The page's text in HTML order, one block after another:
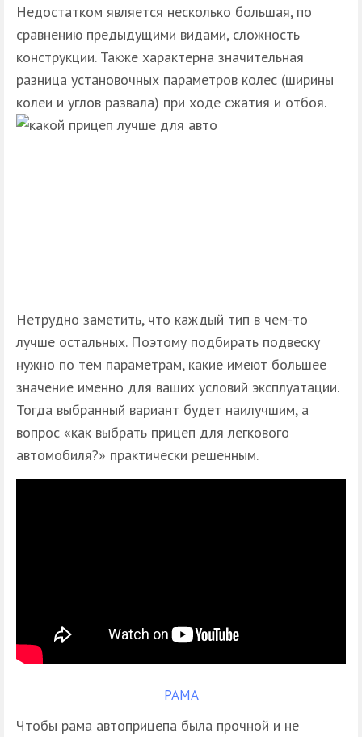
Недостатком является несколько большая, по
сравнению предыдущими видами, сложность
конструкции. Также характерна значительная
разница установочных параметров колес (ширины
колеи и углов развала) при ходе сжатия и отбоя.
Нетрудно заметить, что каждый тип в чем-то
лучше остальных. Поэтому подбирать подвеску
нужно по тем параметрам, какие имеют большее
значение именно для ваших условий эксплуатации.
Тогда выбранный вариант будет наилучшим, а
вопрос «как выбрать прицеп для легкового
автомобиля?» практически решенным.
РАМА
Чтобы рама автоприцепа была прочной и не